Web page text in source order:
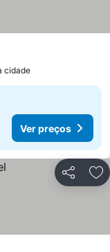
cidade
Ver preços
Partilhar